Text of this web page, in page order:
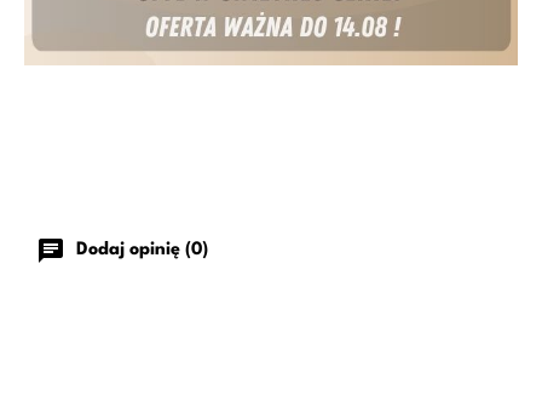
chat Dodaj opinię (0)